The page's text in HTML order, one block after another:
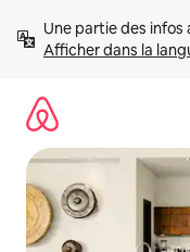
directement
Afficher dans la